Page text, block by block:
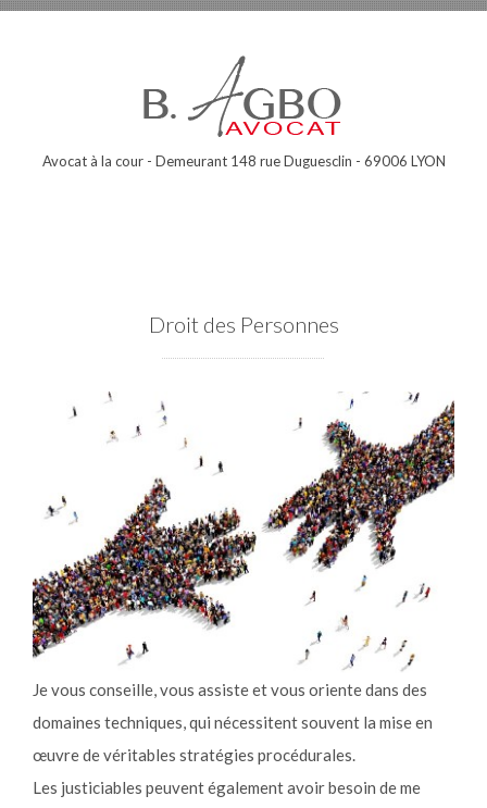
Avocat à la cour - Demeurant 148 rue Duguesclin - 69006 LYON
Droit des Personnes
Je vous conseille, vous assiste et vous oriente dans des
domaines techniques, qui nécessitent souvent la mise en
œuvre de véritables stratégies procédurales.
Les justiciables peuvent également avoir besoin de me